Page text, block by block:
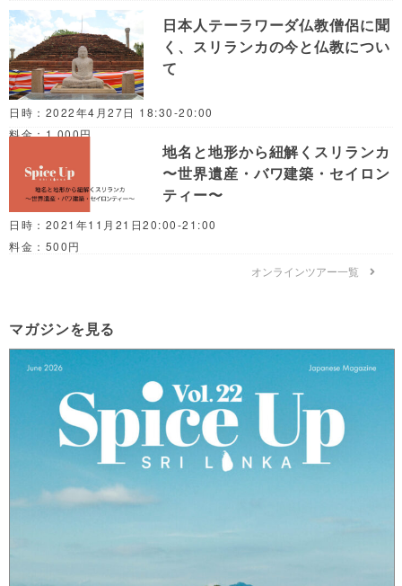
日本人テーラワーダ仏教僧侶に聞
く、スリランカの今と仏教につい
て
日時：2022年4月27日 18:30-20:00
料金：1,000円
地名と地形から紐解くスリランカ
〜世界遺産・バワ建築・セイロン
ティー〜
日時：2021年11月21日20:00-21:00
料金：500円
オンラインツアー一覧
マガジンを見る